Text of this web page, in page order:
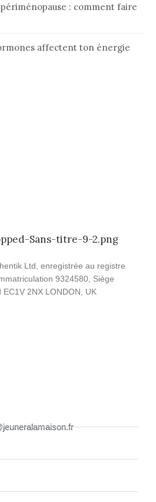
: comment faire
affectent ton énergie
Ltd, enregistrée au registre
9324580, Siège
2NX LONDON, UK